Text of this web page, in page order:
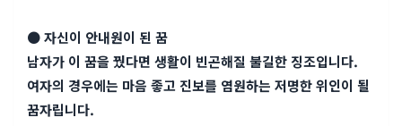
● 자신이 안내원이 된 꿈
남자가 이 꿈을 꿨다면 생활이 빈곤해질 불길한 징조입니다.
여자의 경우에는 마음 좋고 진보를 염원하는 저명한 위인이 될
꿈자립니다.